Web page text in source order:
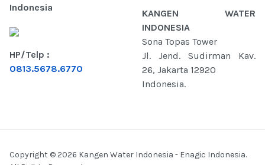
Indonesia
HP/Telp :
0813.5678.6770
KANGEN WATER
INDONESIA
Sona Topas Tower
Jl. Jend. Sudirman Kav.
26, Jakarta 12920
Indonesia.
Copyright © 2026 Kangen Water Indonesia - Enagic Indonesia.